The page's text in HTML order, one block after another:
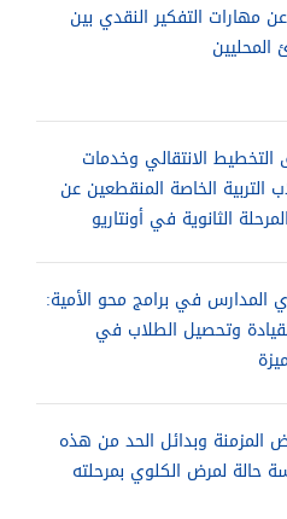
مهارات التفكير النقدي بين
المحليين
التخطيط الانتقالي وخدمات
التربية الخاصة المنقطعين عن
الثانوية في أونتاريو
المدارس في برامج محو الأمية:
وتحصيل الطلاب في
المزمنة وبدائل الحد من هذه
حالة لمرض الكلوي بمرحلته